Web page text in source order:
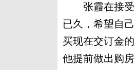
张霞在接受
已久，希望自
买现在交订金
他提前做出购房